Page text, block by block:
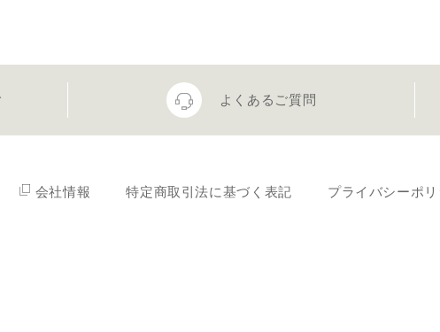
よくあるご質問
会社情報 特定商取引法に基づく表記 プライバシーポ